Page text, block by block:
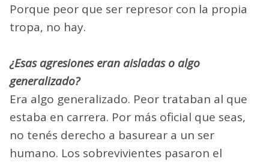
Porque peor que ser represor con la propia
tropa, no hay.
¿Esas agresiones eran aisladas o algo
generalizado?
Era algo generalizado. Peor trataban al que
estaba en carrera. Por más oficial que seas,
no tenés derecho a basurear a un ser
humano. Los sobrevivientes pasaron el